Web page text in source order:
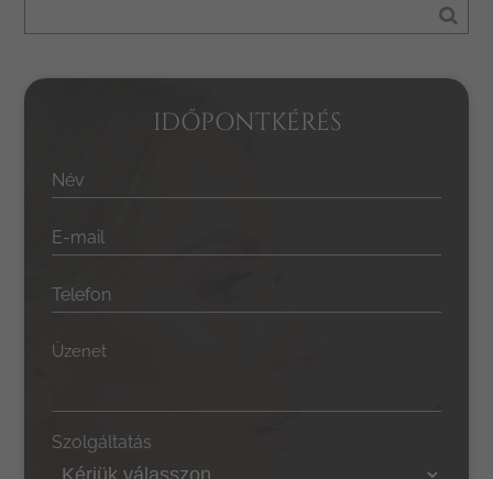
IDŐPONTKÉRÉS
Név
E-mail
Telefon
Üzenet
Szolgáltatás